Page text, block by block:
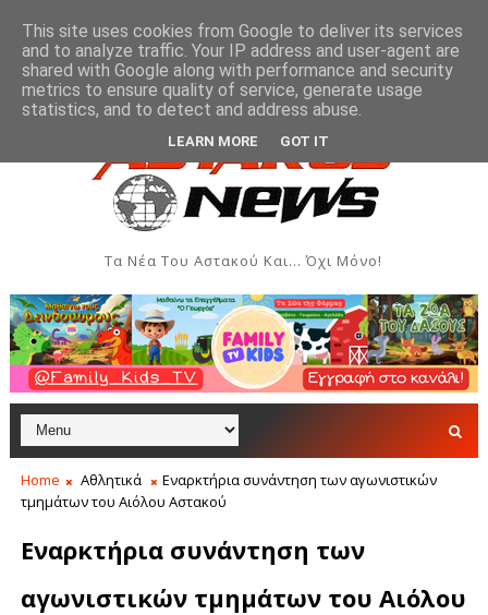
Γυναικών Αστακού ΠΟΛΙΤΙΣΜΌΣ Παρουσίαση του
Τα Νέα Του Αστακού Και... Όχι Μόνο!
Home Αθλητικά
Εναρκτήρια συνάντηση των αγωνιστικών
τμημάτων του Αιόλου Αστακού
Εναρκτήρια συνάντηση των
αγωνιστικών τμημάτων του Αιόλου
This site uses cookies from Google to deliver its services
and to analyze traffic. Your IP address and user-agent are
shared with Google along with performance and security
metrics to ensure quality of service, generate usage
statistics, and to detect and address abuse.
LEARN MORE GOT IT